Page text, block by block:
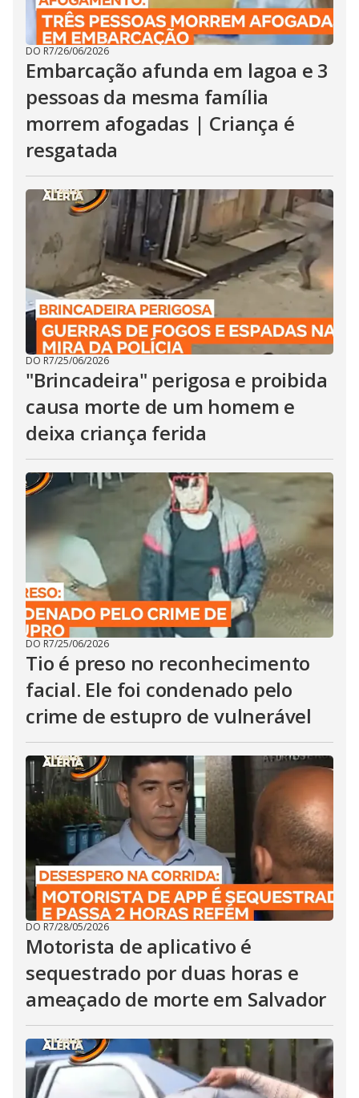
DO R7/26/06/2026
Embarcação afunda em lagoa e 3
pessoas da mesma família
morrem afogadas | Criança é
resgatada
DO R7/25/06/2026
"Brincadeira" perigosa e proibida
causa morte de um homem e
deixa criança ferida
DO R7/25/06/2026
Tio é preso no reconhecimento
facial. Ele foi condenado pelo
crime de estupro de vulnerável
DO R7/28/05/2026
Motorista de aplicativo é
sequestrado por duas horas e
ameaçado de morte em Salvador